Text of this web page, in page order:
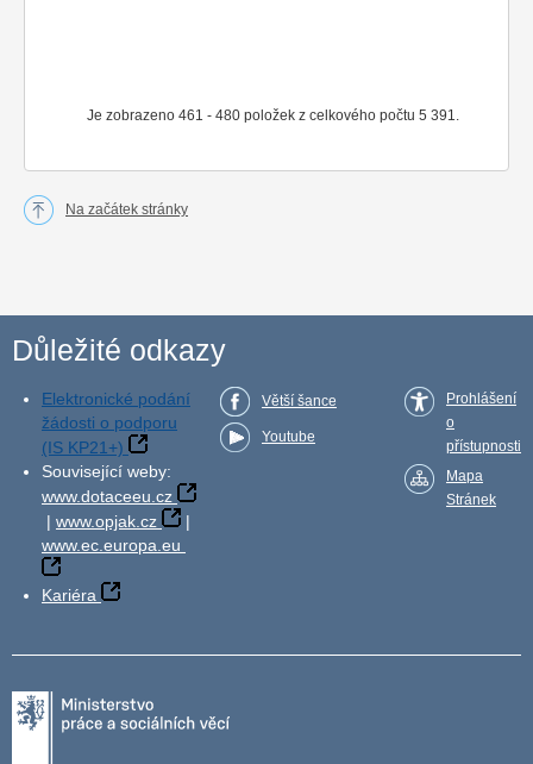
Je zobrazeno 461 - 480 položek z celkového počtu 5 391.
Na začátek stránky
Důležité odkazy
Elektronické podání
žádosti o podporu
(IS KP21+)
Související weby:
www.dotaceeu.cz
| www.opjak.cz
|
www.ec.europa.eu
Kariéra
Větší šance
Youtube
Prohlášení
o
přístupnosti
Mapa
Stránek